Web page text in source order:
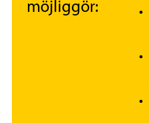
möjliggör: